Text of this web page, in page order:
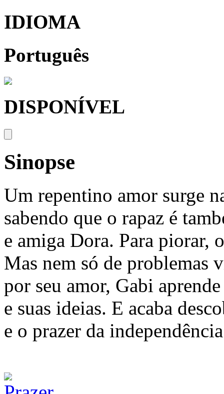
IDIOMA
Português
DISPONÍVEL
Sinopse
Um repentino amor surge
sabendo que o rapaz é
e amiga Dora. Para piorar,
Mas nem só de problemas
por seu amor, Gabi
e suas ideias. E acaba
e o prazer da